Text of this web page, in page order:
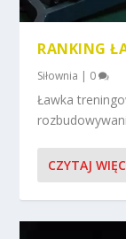
RANKING
Siłownia | 0
Ławka
CZYTAJ